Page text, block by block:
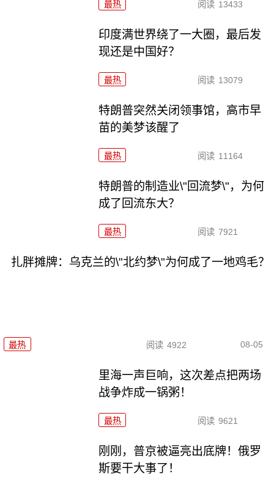
最热 阅读 13433
印度满世界绕了一大圈，最后发
现还是中国好？
最热 阅读 13079
特朗普突然关闭领事馆，高市早
苗的美梦该醒了
最热 阅读 11164
特朗普的制造业\"回流梦\"，为何
成了回流东大？
最热 阅读 7921
扎胖摊牌：乌克兰的\"北约梦\"为何成了一地鸡毛？
最热 阅读 4922 08-05
里海一声巨响，这次差点把两场
战争炸成一锅粥！
最热 阅读 9621
刚刚，普京被逼亮出底牌！俄罗
斯要干大事了！